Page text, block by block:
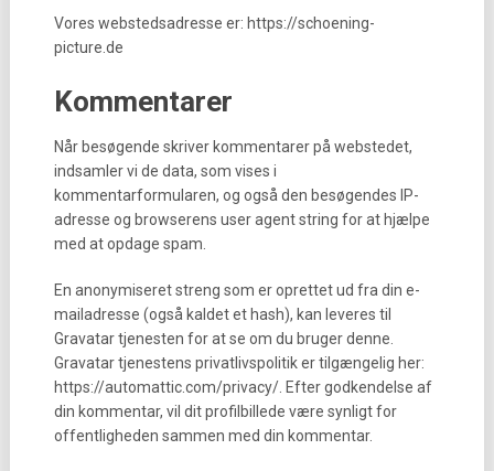
Vores webstedsadresse er: https://schoening-
picture.de
Kommentarer
Når besøgende skriver kommentarer på webstedet,
indsamler vi de data, som vises i
kommentarformularen, og også den besøgendes IP-
adresse og browserens user agent string for at hjælpe
med at opdage spam.
En anonymiseret streng som er oprettet ud fra din e-
mailadresse (også kaldet et hash), kan leveres til
Gravatar tjenesten for at se om du bruger denne.
Gravatar tjenestens privatlivspolitik er tilgængelig her:
https://automattic.com/privacy/. Efter godkendelse af
din kommentar, vil dit profilbillede være synligt for
offentligheden sammen med din kommentar.